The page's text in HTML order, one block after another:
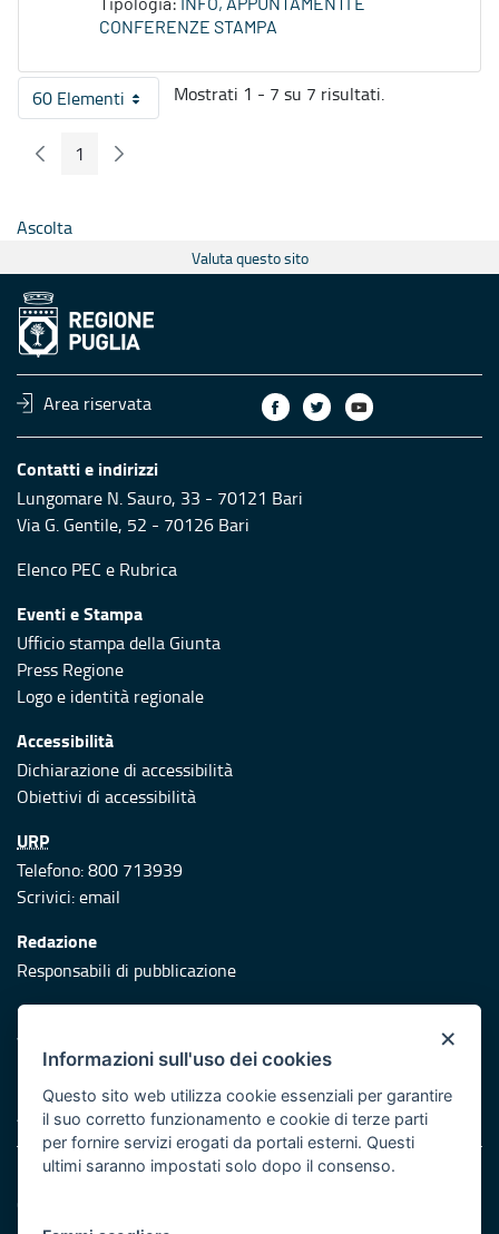
Tipologia:
INFO, APPUNTAMENTI E
CONFERENZE STAMPA
60 ElementiPer pagina
Mostrati 1 - 7 su 7 risultati.
Pagina Precedente
Pagina
1 Pagina Seguente
Ascolta
Valuta questo sito
Area riservata
Contatti e indirizzi
Lungomare N. Sauro, 33 - 70121 Bari
Via G. Gentile, 52 - 70126 Bari
Elenco PEC e Rubrica
Eventi e Stampa
Ufficio stampa della Giunta
Press Regione
Logo e identità regionale
Accessibilità
Dichiarazione di accessibilità
Obiettivi di accessibilità
URP
Telefono: 800 713939
Scrivici:email
Redazione
Responsabili di pubblicazione
Protezione civile
Vai al sito di Protezione Civile Puglia
Iniziativa finanziata con risorse del POR Puglia 2014/2020 -
Asse XI
Note legali
Cookie e privacy
×
Informazioni sull'uso dei cookies
Questo sito web utilizza cookie essenziali per garantire
il suo corretto funzionamento e cookie di terze parti
per fornire servizi erogati da portali esterni. Questi
ultimi saranno impostati solo dopo il consenso.